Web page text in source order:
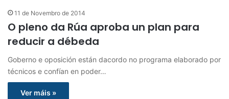
11 de Novembro de 2014
O pleno da Rúa aproba un plan para
reducir a débeda
Goberno e oposición están dacordo no programa elaborado por
técnicos e confían en poder…
Ver máis »